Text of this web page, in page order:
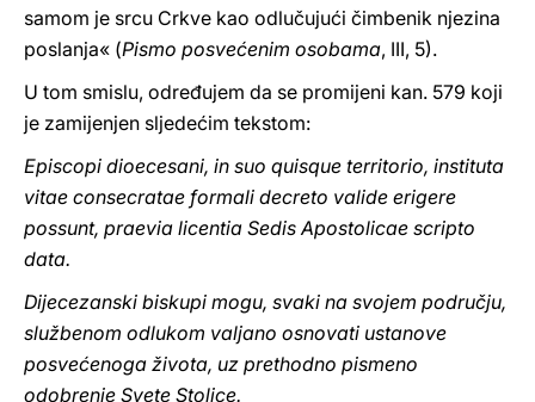
samom je srcu Crkve kao odlučujući čimbenik njezina
poslanja« (Pismo posvećenim osobama, III, 5).
U tom smislu, određujem da se promijeni kan. 579 koji
je zamijenjen sljedećim tekstom:
Episcopi dioecesani, in suo quisque territorio, instituta
vitae consecratae formali decreto valide erigere
possunt, praevia licentia Sedis Apostolicae scripto
data.
Dijecezanski biskupi mogu, svaki na svojem području,
službenom odlukom valjano osnovati ustanove
posvećenoga života, uz prethodno pismeno
odobrenje Svete Stolice.